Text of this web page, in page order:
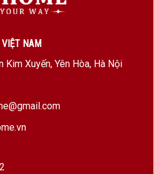
NAM
Kim Xuyến, Yên Hòa, Hà Nội